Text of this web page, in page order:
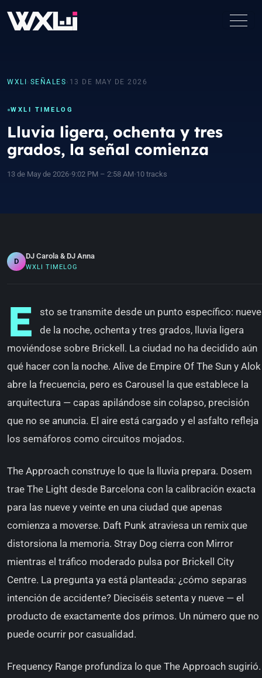
WXLI › SEÑALES › 13 DE MAY DE 2026
WXLI TIMELOG
Lluvia ligera, ochenta y tres
grados, la señal comienza
13 de May de 2026•9:02 PM – 2:58 AM•10 tracks
D
DJ Carola & DJ Anna
WXLI TIMELOG
E
sto se transmite desde un punto específico: nueve
de la noche, ochenta y tres grados, lluvia ligera
moviéndose sobre Brickell. La ciudad no ha decidido aún
qué hacer con la noche. Alive de Empire Of The Sun y Alok
abre la frecuencia, pero es Carousel la que establece la
arquitectura — capas apilándose sin colapso, precisión
que no se anuncia. El aire está cargado y el asfalto refleja
los semáforos como circuitos mojados.
The Approach construye lo que la lluvia prepara. Dosem
trae The Light desde Barcelona con la calibración exacta
para las nueve y veinte en una ciudad que apenas
comienza a moverse. Daft Punk atraviesa un remix que
distorsiona la memoria. Stray Dog cierra con Mirror
mientras el tráfico moderado pulsa por Brickell City
Centre. La pregunta ya está planteada: ¿cómo separas
intención de accidente? Dieciséis setenta y nueve — el
producto de exactamente dos primos. Un número que no
puede ocurrir por casualidad.
Frequency Range profundiza lo que The Approach sugirió.